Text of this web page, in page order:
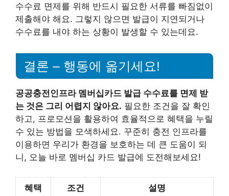
수수료 면제를 위해 반드시 필요한 서류를 빠짐없이
제출해야 해요. 그렇지 않으면 발급이 지연되거나
수수료를 내야 하는 상황이 발생할 수 있는데요.
결론 – 행동에 옮기세요!
공공충전인프라 멤버십카드 발급 수수료를 면제 받
는 것은 그리 어렵지 않아요. 필요한 조건을 잘 확인
하고, 프로모션을 활용하여 효율적으로 혜택을 누릴
수 있는 방법을 모색하세요. 꾸준히 충전 인프라를
이용하면 우리가 환경을 보호하는 데 큰 도움이 되
니, 오늘 바로 멤버십 카드 발급에 도전해보세요!
혜택 조건 설명